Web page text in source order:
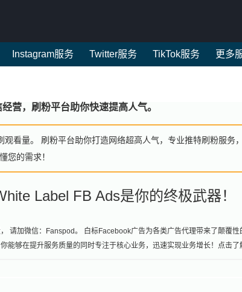
Instagram服务 Twitter服务 TikTok服务 更多
营，刷粉平台助你快速提高人气。
看量。 刷粉平台助你打造网络超高人气，专业推特刷粉服务
您的需求！
Label FB Ads是你的终极武器！
请加微信：Fanspod。 白标Facebook广告为各类广告代理带来了颠覆性
能够在提升服务质量的同时专注于核心业务，迅速实现业务增长！点击了